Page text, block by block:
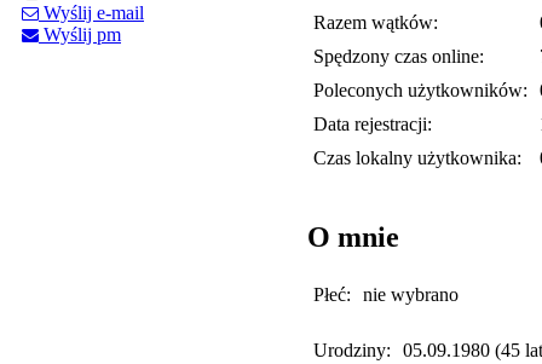
Wyślij e-mail
Wyślij pm
Razem wątków:
Spędzony czas online:
Poleconych użytkowników:
Data rejestracji:
Czas lokalny użytkownika:
O mnie
Płeć: nie wybrano
Urodziny: 05.09.1980 (45